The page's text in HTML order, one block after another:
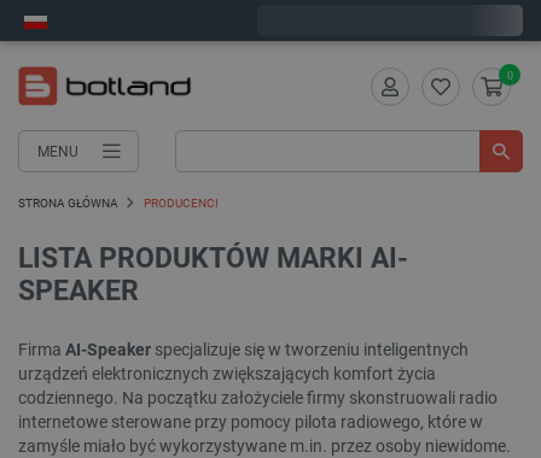
MENU
0
STRONA GŁÓWNA PRODUCENCI
LISTA PRODUKTÓW MARKI AI-
SPEAKER
Firma AI-Speaker specjalizuje się w tworzeniu inteligentnych
urządzeń elektronicznych zwiększających komfort życia
codziennego. Na początku założyciele firmy skonstruowali radio
internetowe sterowane przy pomocy pilota radiowego, które w
zamyśle miało być wykorzystywane m.in. przez osoby niewidome.